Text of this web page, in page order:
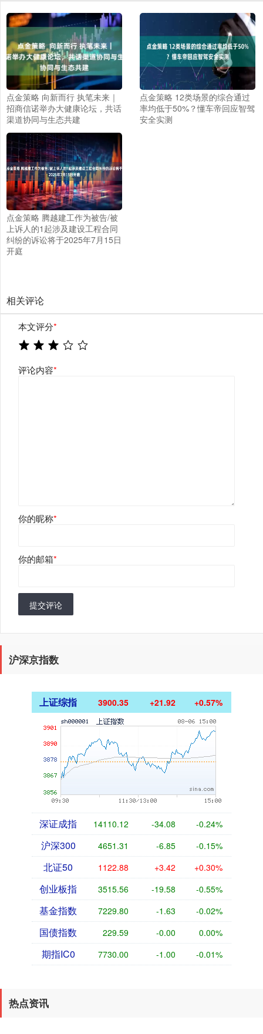
点金策略 向新而行 执笔未来｜
招商信诺举办大健康论坛，共话
渠道协同与生态共建
点金策略 12类场景的综合通过
率均低于50%？懂车帝回应智驾
安全实测
点金策略 腾越建工作为被告/被
上诉人的1起涉及建设工程合同
纠纷的诉讼将于2025年7月15日
开庭
相关评论
本文评分*
评论内容*
你的昵称*
你的邮箱*
提交评论
沪深京指数
上证综指 3900.35 +21.92 +0.57%
深证成指 14110.12 -34.08 -0.24%
沪深300 4651.31 -6.85 -0.15%
北证50 1122.88 +3.42 +0.30%
创业板指 3515.56 -19.58 -0.55%
基金指数 7229.80 -1.63 -0.02%
国债指数 229.59 -0.00 0.00%
期指IC0 7730.00 -1.00 -0.01%
热点资讯